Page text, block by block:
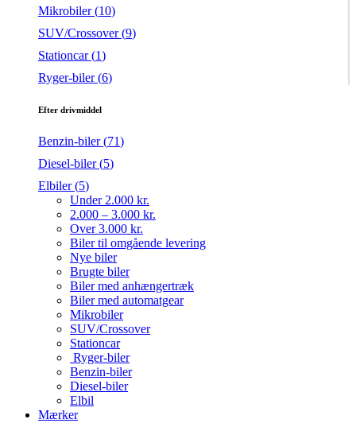
Mikrobiler (10)
SUV/Crossover (9)
Stationcar (1)
Ryger-biler (6)
Efter drivmiddel
Benzin-biler (71)
Diesel-biler (5)
Elbiler (5)
Under 2.000 kr.
2.000 – 3.000 kr.
Over 3.000 kr.
Biler til omgående levering
Nye biler
Brugte biler
Biler med anhængertræk
Biler med automatgear
Mikrobiler
SUV/Crossover
Stationcar
Ryger-biler
Benzin-biler
Diesel-biler
Elbil
Mærker